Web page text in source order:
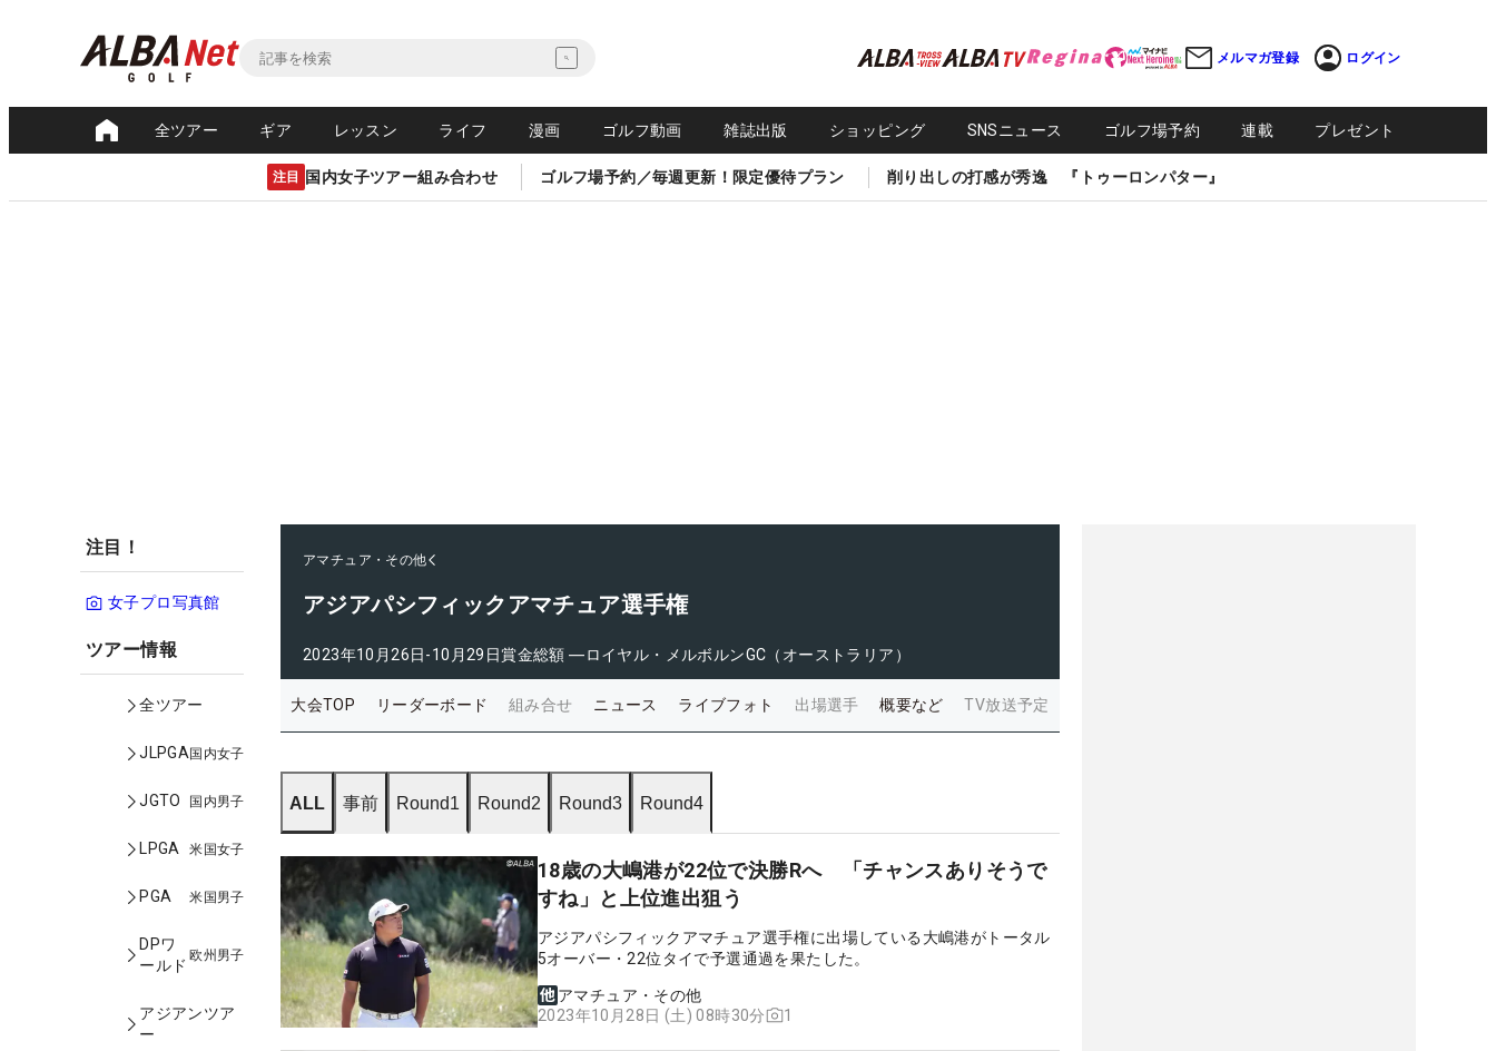
メルマガ登録 ログイン
全ツアー ギア レッスン ライフ 漫画 ゴルフ動画 雑誌出版 ショッピング SNSニュース ゴルフ場予約 連載 プレゼント
注目 国内女子ツアー組み合わせ ゴルフ場予約／毎週更新！限定優待プラン 削り出しの打感が秀逸 『トゥーロンパター』
注目！
女子プロ写真館
ツアー情報
全ツアー
JLPGA国内女子
JGTO 国内男子
LPGA 米国女子
PGA 米国男子
DPワ
ールド
欧州男子
アジアンツア
ー
アマチュア・その他
アジアパシフィックアマチュア選手権
2023年10月26日-10月29日賞金総額 ―ロイヤル・メルボルンGC（オーストラリア）
大会TOP リーダーボード 組み合せ ニュース ライブフォト 出場選手 概要など TV放送予定
ALL 事前 Round1 Round2 Round3 Round4
18歳の大嶋港が22位で決勝Rへ 「チャンスありそうで
すね」と上位進出狙う
アジアパシフィックアマチュア選手権に出場している大嶋港がトータル
5オーバー・22位タイで予選通過を果たした。
アマチュア・その他
2023年10月28日 (土) 08時30分
1